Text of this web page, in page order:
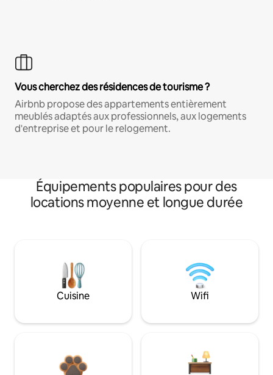
Vous cherchez des résidences de tourisme ?
Airbnb propose des appartements entièrement
meublés adaptés aux professionnels, aux logements
d'entreprise et pour le relogement.
Équipements populaires pour des
locations moyenne et longue durée
Cuisine Wifi